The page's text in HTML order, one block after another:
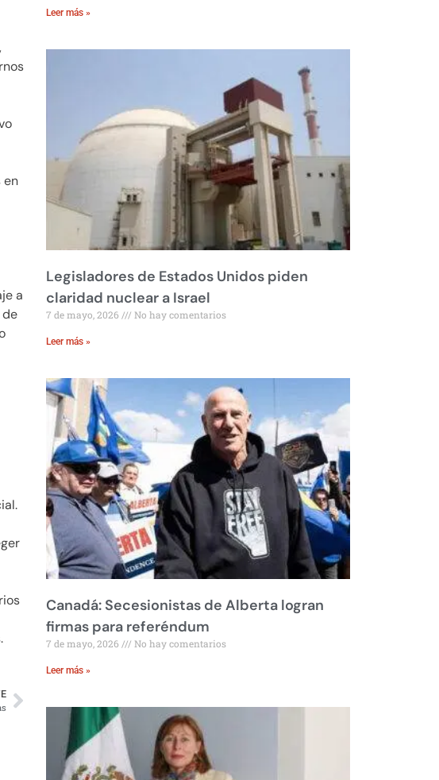
en
a
de
Leer más »
Legisladores de Estados Unidos piden
claridad nuclear a Israel
7 de mayo, 2026 No hay comentarios
Leer más »
Canadá: Secesionistas de Alberta logran
firmas para referéndum
7 de mayo, 2026 No hay comentarios
Leer más »